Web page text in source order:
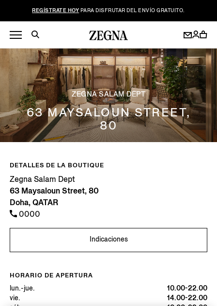
REGÍSTRATE HOY PARA DISFRUTAR DEL ENVÍO GRATUITO.
ZEGNA SALAM DEPT
63 MAYSALOUN STREET,
80
DETALLES DE LA BOUTIQUE
Zegna Salam Dept
63 Maysaloun Street, 80
Doha, QATAR
0000
Indicaciones
HORARIO DE APERTURA
lun.-jue.
10.00-22.00
vie.
14.00-22.00